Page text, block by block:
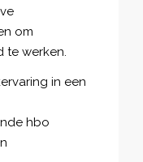
om
te werken.
in een
hbo